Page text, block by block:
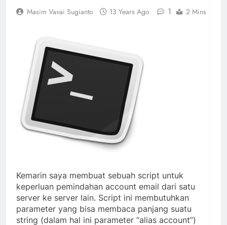
Masim Vavai Sugianto 13 Years Ago 1 2 Mins
Kemarin saya membuat sebuah script untuk
keperluan pemindahan account email dari satu
server ke server lain. Script ini membutuhkan
parameter yang bisa membaca panjang suatu
string (dalam hal ini parameter “alias account”)